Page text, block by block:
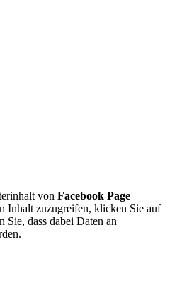
von Facebook Page
Inhalt zuzugreifen, klicken Sie auf
Sie, dass dabei Daten an